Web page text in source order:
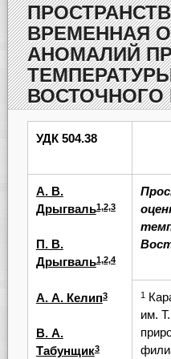
ВРЕМЕННАЯ
АНОМАЛИЙ
УДК 504.38
А. В.
Дрыгваль1,2,3
П. В.
Дрыгваль1,2,4
А. А. Келип3
В. А.
Табунщик3
1
им.